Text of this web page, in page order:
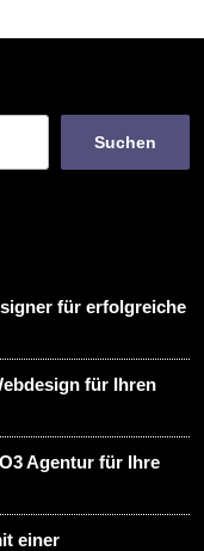
Suchen
für erfolgreiche
für Ihren
Agentur für Ihre
einer